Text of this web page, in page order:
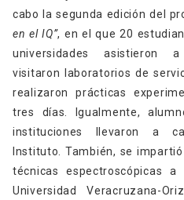
cabo la segunda edición del
en el IQ”, en el que 20
universidades asistieron a
visitaron laboratorios de
realizaron prácticas
tres días. Igualmente,
instituciones llevaron a
Instituto. También, se
técnicas espectroscópicas
Universidad Veracruzana-